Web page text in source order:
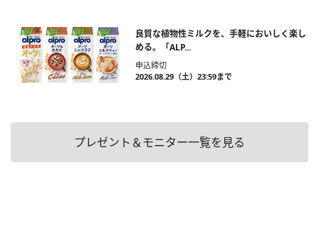
良質な植物性ミルクを、手軽においしく楽し
める。「ALP...
申込締切
2026.08.29（土）23:59まで
プレゼント＆モニター一覧を見る